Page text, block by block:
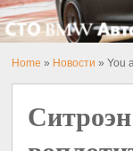
Home » Новости » You